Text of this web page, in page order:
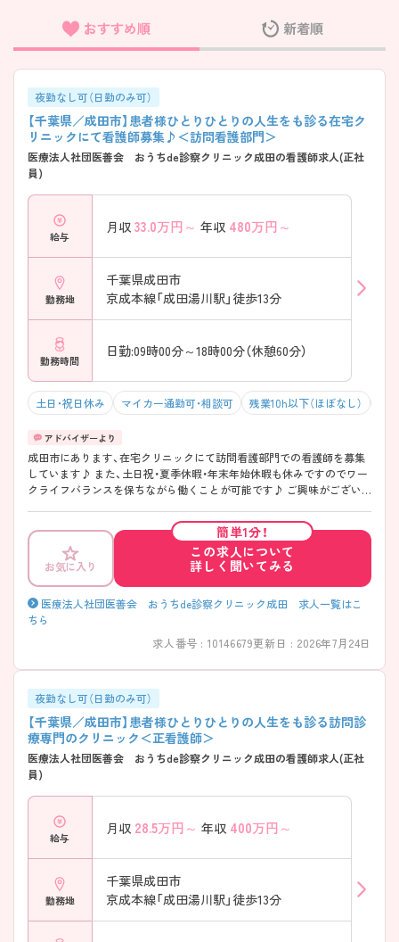
フリーワード検索
おすすめ順 新着順
夜勤なし可（日勤のみ可）
【千葉県／成田市】患者様ひとりひとりの人生をも診る在宅ク
リニックにて看護師募集♪＜訪問看護部門＞
医療法人社団医善会 おうちde診察クリニック成田の看護師求人(正社
員)
給与
月収 33.0万円～ 年収 480万円～
勤務地
千葉県成田市
京成本線「成田湯川駅」徒歩13分
勤務時間
日勤:09時00分～18時00分（休憩60分）
土日・祝日休み マイカー通勤可・相談可 残業10h以下（ほぼなし）
成田市にあります、在宅クリニックにて訪問看護部門での看護師を募集
しています♪ また、土日祝・夏季休暇・年末年始休暇も休みですのでワー
クライフバランスを保ちながら働くことが可能です♪ ご興味がござい
お気に入り
簡単1分！
この求人について
詳しく聞いてみる
医療法人社団医善会 おうちde診察クリニック成田 求人一覧はこ
ちら
求人番号 : 10146679更新日 : 2026年7月24日
夜勤なし可（日勤のみ可）
【千葉県／成田市】患者様ひとりひとりの人生をも診る訪問診
療専門のクリニック＜正看護師＞
医療法人社団医善会 おうちde診察クリニック成田の看護師求人(正社
員)
給与
月収 28.5万円～ 年収 400万円～
勤務地
千葉県成田市
京成本線「成田湯川駅」徒歩13分